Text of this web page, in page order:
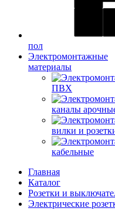
пол
Электромонтажные
материалы
ПВХ
каналы
вилки и
кабельные
Главная
Каталог
Розетки и
Электрические